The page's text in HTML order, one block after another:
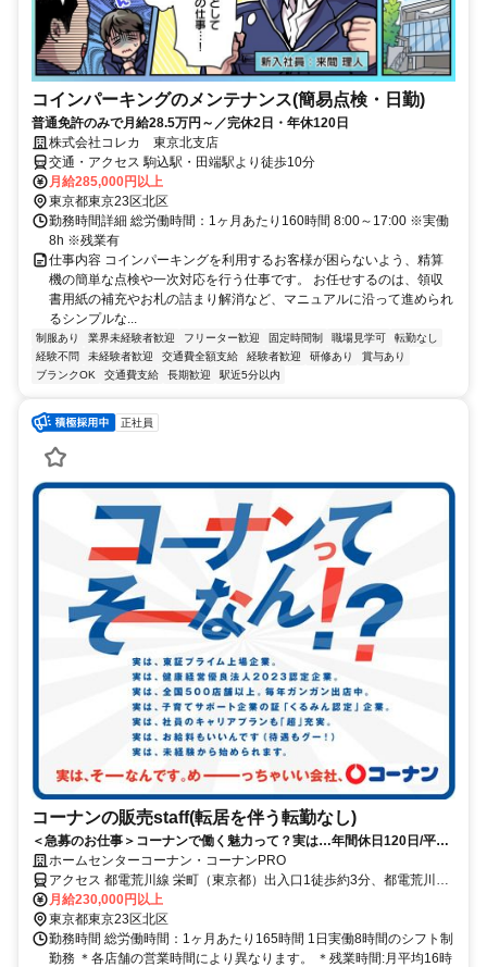
コインパーキングのメンテナンス(簡易点検・日勤)
普通免許のみで月給28.5万円～／完休2日・年休120日
株式会社コレカ 東京北支店
交通・アクセス 駒込駅・田端駅より徒歩10分
月給285,000円以上
東京都東京23区北区
勤務時間詳細 総労働時間：1ヶ月あたり160時間 8:00～17:00 ※実働
8h ※残業有
仕事内容 コインパーキングを利用するお客様が困らないよう、精算
機の簡単な点検や一次対応を行う仕事です。 お任せするのは、領収
書用紙の補充やお札の詰まり解消など、マニュアルに沿って進められ
るシンプルな...
制服あり 業界未経験者歓迎 フリーター歓迎 固定時間制 職場見学可
転勤なし
経験不問
未経験者歓迎 交通費全額支給 経験者歓迎 研修あり
賞与あり
ブランクOK
交通費支給 長期歓迎 駅近5分以内
正社員
コーナンの販売staff(転居を伴う転勤なし)
＜急募のお仕事＞コーナンで働く魅力って？実は…年間休日120日/平均
残業14時間！
ホームセンターコーナン・コーナンPRO
アクセス 都電荒川線 栄町（東京都）出入口1徒歩約3分、都電荒川線
梶原出入口2(西)徒歩約4分、ＪＲ京浜東北線 王子南口徒歩約7分 【重
要】地域限定職の配属について：ご自身の自宅から片道90分圏内の店
舗へ配属となります。本求人の勤務地への配属は確約できませんので
ご了承ください。
月給230,000円以上
東京都東京23区北区
勤務時間 総労働時間：1ヶ月あたり165時間 1日実働8時間のシフト制
勤務 ＊各店舗の営業時間により異なります。 ＊残業時間:月平均16時